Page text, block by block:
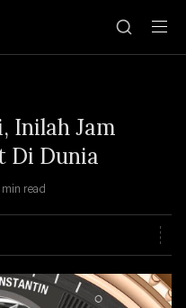
Inilah Jam
Di Dunia
read